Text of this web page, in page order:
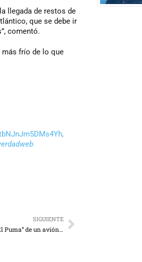
llegada de restos de
que se debe ir
comentó.
más frío de lo que
.
SIGUIENTE
Liliana Rodríguez tras expulsión de “El Puma” de un avión: “¿Dónde está tu familia?”